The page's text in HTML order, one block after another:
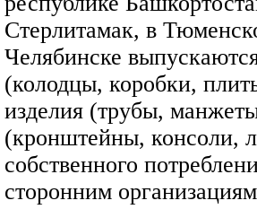
Стерлитамак, в
Челябинске
(колодцы, коробки,
изделия (трубы,
(кронштейны, консоли,
собственного
сторонним